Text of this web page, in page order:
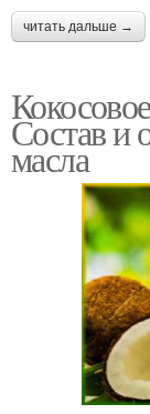
читать дальше →
Состав и
масла